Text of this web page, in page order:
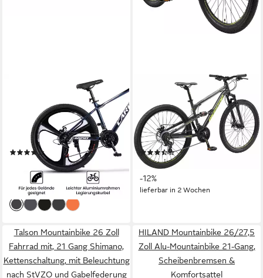
Mountainbike 26 27.5 Zoll
Fahrrad für Herren Damen,
21 Gang Shimano Tourney
Schaltwerk, Kettenschaltung,
(Magnesiumfelgen mit 3
Speichen), Kettenschaltung,
Aluminium Rahmen,
Jugendfahrrad MTB Hardtail
Fahrrad
349,99 € UVP 489,99 €
lieferbar - in 7-9 Werktagen bei dir
Mountainbike, 21 Gang
Shimano RD-TY300
Schaltwerk, Kettenschaltung,
für Damen und Herren,
Kettenschaltung
(3)
ab 421,59 €
-12%
lieferbar in 2 Wochen
Talson Mountainbike 26 Zoll
Fahrrad mit, 21 Gang Shimano,
Kettenschaltung, mit Beleuchtung
nach StVZO und Gabelfederung
HILAND Mountainbike 26/27,5
Zoll Alu-Mountainbike 21-Gang,
Scheibenbremsen &
Komfortsattel